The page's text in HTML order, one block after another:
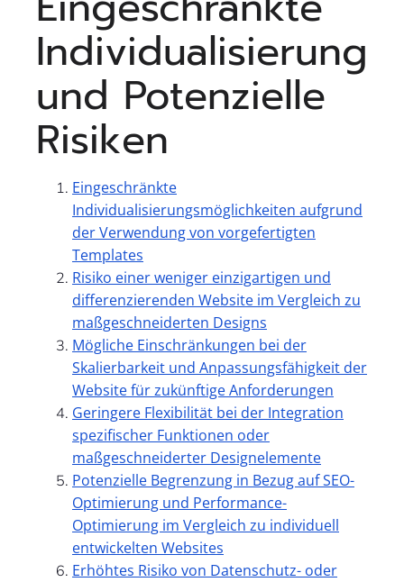
Individualisierung
und Potenzielle
Risiken
Eingeschränkte
Individualisierungsmöglichkeiten aufgrund
der Verwendung von vorgefertigten
Templates
Risiko einer weniger einzigartigen und
differenzierenden Website im Vergleich zu
maßgeschneiderten Designs
Mögliche Einschränkungen bei der
Skalierbarkeit und Anpassungsfähigkeit der
Website für zukünftige Anforderungen
Geringere Flexibilität bei der Integration
spezifischer Funktionen oder
maßgeschneiderter Designelemente
Potenzielle Begrenzung in Bezug auf SEO-
Optimierung und Performance-
Optimierung im Vergleich zu individuell
entwickelten Websites
Erhöhtes Risiko von Datenschutz- oder